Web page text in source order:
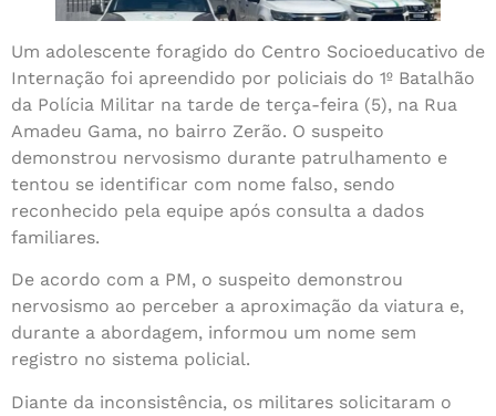
Um adolescente foragido do Centro Socioeducativo de
Internação foi apreendido por policiais do 1º Batalhão
da Polícia Militar na tarde de terça-feira (5), na Rua
Amadeu Gama, no bairro Zerão. O suspeito
demonstrou nervosismo durante patrulhamento e
tentou se identificar com nome falso, sendo
reconhecido pela equipe após consulta a dados
familiares.
De acordo com a PM, o suspeito demonstrou
nervosismo ao perceber a aproximação da viatura e,
durante a abordagem, informou um nome sem
registro no sistema policial.
Diante da inconsistência, os militares solicitaram o